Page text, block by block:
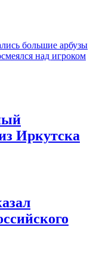
большие арбузы
над игроком
Иркутска